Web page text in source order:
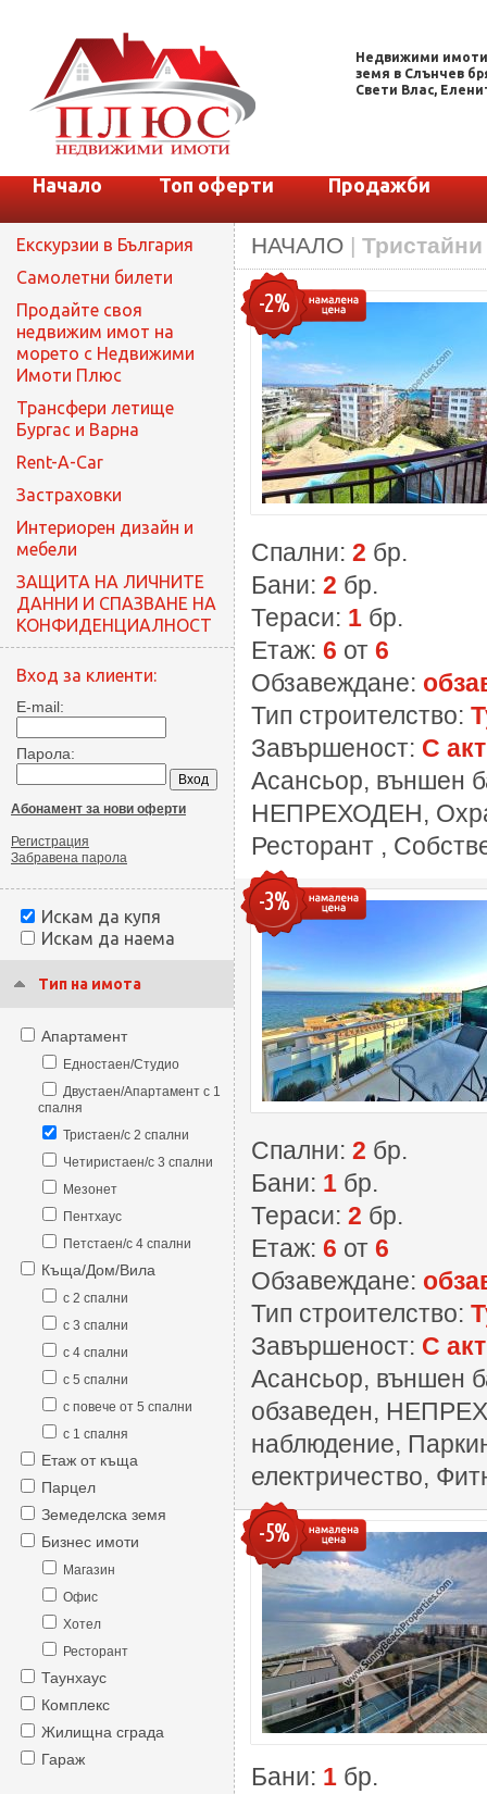
Недвижими
земя в Слънчев
Свети Влас,
Начало Топ оферти Продажби
Екскурзии в България
Самолетни билети
Продайте своя
недвижим имот на
морето с Недвижими
Имоти Плюс
Трансфери летище
Бургас и Варна
Rent-A-Car
Застраховки
Интериорен дизайн и
мебели
ЗАЩИТА НА ЛИЧНИТЕ
ДАННИ И СПАЗВАНЕ НА
КОНФИДЕНЦИАЛНОСТ
Вход за клиенти:
E-mail:
Парола:
Абонамент за нови оферти
Регистрация
Забравена парола
Искам да купя
Искам да наема
Тип на имота
Апартамент
Едностаен/Студио
Двустаен/Апартамент с 1
спалня
Тристаен/с 2 спални
Четиристаен/с 3 спални
Мезонет
Пентхаус
Петстаен/с 4 спални
Къща/Дом/Вила
с 2 спални
с 3 спални
с 4 спални
с 5 спални
с повече от 5 спални
с 1 спалня
Етаж от къща
Парцел
Земеделска земя
Бизнес имоти
Магазин
Офис
Хотел
Ресторант
Таунхаус
Комплекс
Жилищна сграда
Гараж
НАЧАЛО |
-2%
Спални: 2 бр.
Бани: 2 бр.
Тераси: 1 бр.
Етаж: 6 от 6
Обзавеждане:
Тип строителство:
Завършеност: С
Асансьор, външен
НЕПРЕХОДЕН,
Ресторант ,
-3%
Спални: 2 бр.
Бани: 1 бр.
Тераси: 2 бр.
Етаж: 6 от 6
Обзавеждане:
Тип строителство:
Завършеност: С
Асансьор, външен
обзаведен,
наблюдение,
електричество,
-5%
Бани: 1 бр.